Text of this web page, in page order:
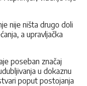
nije ništa drugo doli
a upravljačka
poseban značaj
u dokaznu
poput postojanja